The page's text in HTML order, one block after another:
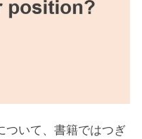
ついて、書籍ではつぎ